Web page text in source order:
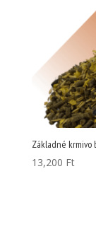
Základné krmivo
13,200 Ft